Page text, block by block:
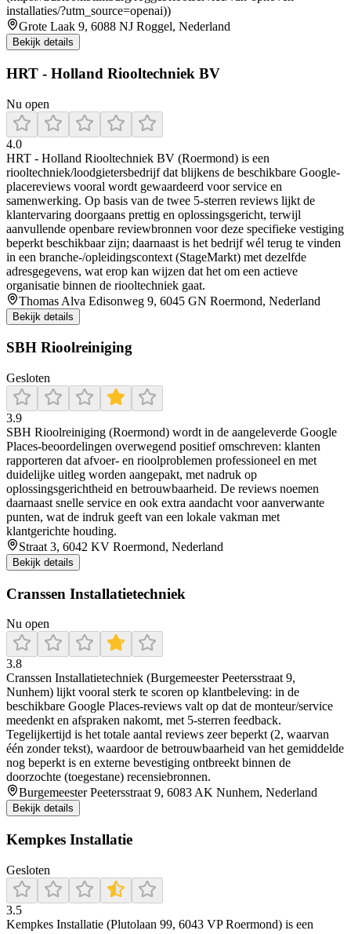
installaties/?utm_source=openai))
Grote Laak 9, 6088 NJ Roggel, Nederland
Bekijk details
HRT - Holland Riooltechniek BV
Nu open
4.0
HRT - Holland Riooltechniek BV (Roermond) is een
riooltechniek/loodgietersbedrijf dat blijkens de beschikbare Google-
placereviews vooral wordt gewaardeerd voor service en
samenwerking. Op basis van de twee 5-sterren reviews lijkt de
klantervaring doorgaans prettig en oplossingsgericht, terwijl
aanvullende openbare reviewbronnen voor deze specifieke vestiging
beperkt beschikbaar zijn; daarnaast is het bedrijf wél terug te vinden
in een branche-/opleidingscontext (StageMarkt) met dezelfde
adresgegevens, wat erop kan wijzen dat het om een actieve
organisatie binnen de riooltechniek gaat.
Thomas Alva Edisonweg 9, 6045 GN Roermond, Nederland
Bekijk details
SBH Rioolreiniging
Gesloten
3.9
SBH Rioolreiniging (Roermond) wordt in de aangeleverde Google
Places-beoordelingen overwegend positief omschreven: klanten
rapporteren dat afvoer- en rioolproblemen professioneel en met
duidelijke uitleg worden aangepakt, met nadruk op
oplossingsgerichtheid en betrouwbaarheid. De reviews noemen
daarnaast snelle service en ook extra aandacht voor aanverwante
punten, wat de indruk geeft van een lokale vakman met
klantgerichte houding.
Straat 3, 6042 KV Roermond, Nederland
Bekijk details
Cranssen Installatietechniek
Nu open
3.8
Cranssen Installatietechniek (Burgemeester Peetersstraat 9,
Nunhem) lijkt vooral sterk te scoren op klantbeleving: in de
beschikbare Google Places-reviews valt op dat de monteur/service
meedenkt en afspraken nakomt, met 5-sterren feedback.
Tegelijkertijd is het totale aantal reviews zeer beperkt (2, waarvan
één zonder tekst), waardoor de betrouwbaarheid van het gemiddelde
nog beperkt is en externe bevestiging ontbreekt binnen de
doorzochte (toegestane) recensiebronnen.
Burgemeester Peetersstraat 9, 6083 AK Nunhem, Nederland
Bekijk details
Kempkes Installatie
Gesloten
3.5
Kempkes Installatie (Plutolaan 99, 6043 VP Roermond) is een